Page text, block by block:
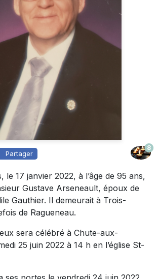
Partager
8
le 17 janvier 2022, à l’âge de 95 ans,
Gustave Arseneault, époux de
Gauthier. Il demeurait à Trois-
de Ragueneau.
sera célébré à Chute-aux-
25 juin 2022 à 14 h en l’église St-